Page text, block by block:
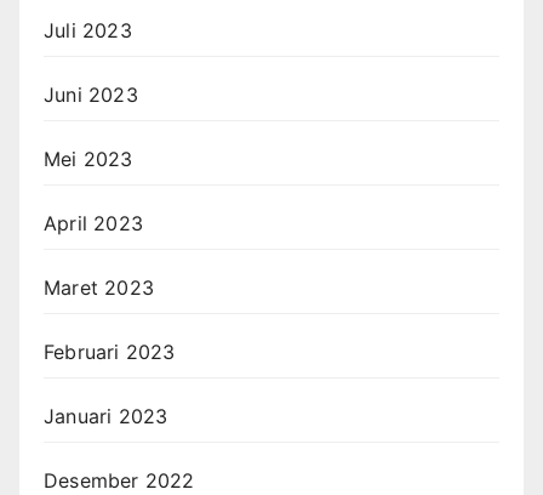
Juli 2023
Juni 2023
Mei 2023
April 2023
Maret 2023
Februari 2023
Januari 2023
Desember 2022